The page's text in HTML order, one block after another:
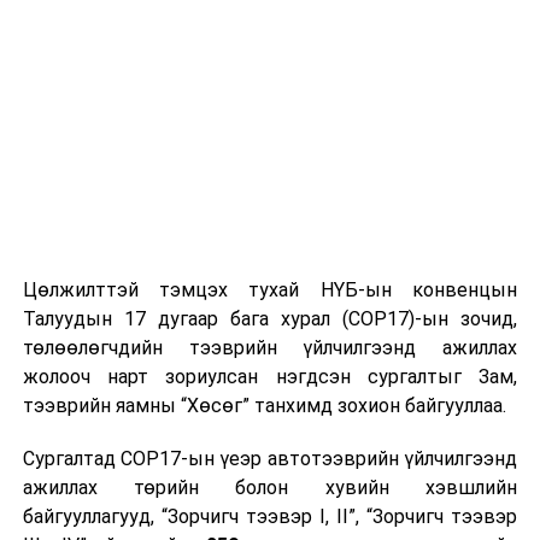
ЦАГ УУР, ОРЧНЫ ШИНЖИЛГЭЭНИЙ ГАЗАР
УРЬДЧИЛАН МЭДЭЭЛЭХ ХЭЛТЭС
УНШСАН: 2966
ДАРААХ МЭДЭЭ
БНСУ-ын Бусан хотод оршин суугаа Монгол иргэдийн
анхааралд
Цөлжилттэй тэмцэх тухай НҮБ-ын конвенцын
Талуудын 17 дугаар бага хурал (COP17)-ын зочид,
төлөөлөгчдийн тээврийн үйлчилгээнд ажиллах
жолооч нарт зориулсан нэгдсэн сургалтыг Зам,
тээврийн яамны “Хөсөг” танхимд зохион байгууллаа.
Сургалтад COP17-ын үеэр автотээврийн үйлчилгээнд
ажиллах төрийн болон хувийн хэвшлийн
байгууллагууд, “Зорчигч тээвэр I, II”, “Зорчигч тээвэр